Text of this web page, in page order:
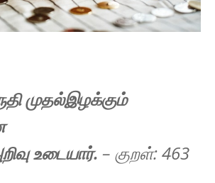
முதல்இழக்கும்
உடையார். – குறள்: 463